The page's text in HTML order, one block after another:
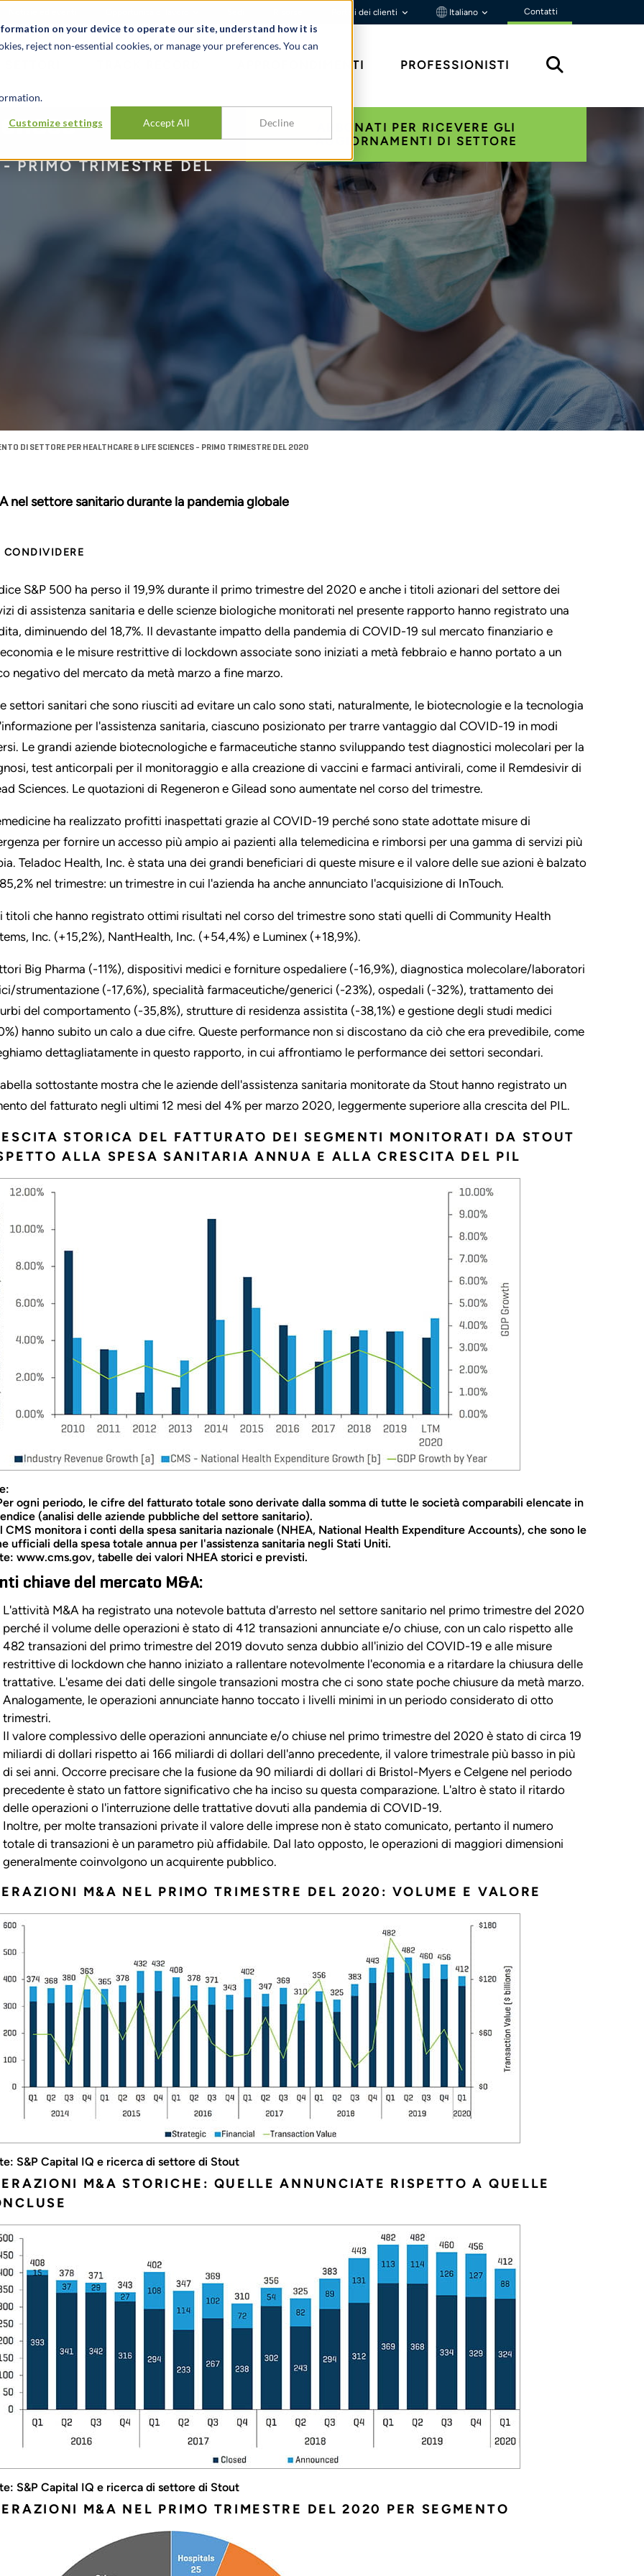
on your device to operate our site, understand how it is
reject non-essential cookies, or manage your preferences. You can
Customize settings Accept All Decline
Portali dei clienti Italiano Contatti
APPROFONDIMENTI PROFESSIONISTI
PRIMO TRIMESTRE DEL
ABBONATI PER RICEVERE GLI
AGGIORNAMENTI DI SETTORE
DI SETTORE PER HEALTHCARE & LIFE SCIENCES - PRIMO TRIMESTRE DEL 2020
nel settore sanitario durante la pandemia globale
CONDIVIDERE
S&P 500 ha perso il 19,9% durante il primo trimestre del 2020 e anche i titoli azionari del settore dei
di assistenza sanitaria e delle scienze biologiche monitorati nel presente rapporto hanno registrato una
diminuendo del 18,7%. Il devastante impatto della pandemia di COVID-19 sul mercato finanziario e
e le misure restrittive di lockdown associate sono iniziati a metà febbraio e hanno portato a un
negativo del mercato da metà marzo a fine marzo.
settori sanitari che sono riusciti ad evitare un calo sono stati, naturalmente, le biotecnologie e la tecnologia
per l'assistenza sanitaria, ciascuno posizionato per trarre vantaggio dal COVID-19 in modi
Le grandi aziende biotecnologiche e farmaceutiche stanno sviluppando test diagnostici molecolari per la
test anticorpali per il monitoraggio e alla creazione di vaccini e farmaci antivirali, come il Remdesivir di
Sciences. Le quotazioni di Regeneron e Gilead sono aumentate nel corso del trimestre.
ha realizzato profitti inaspettati grazie al COVID-19 perché sono state adottate misure di
per fornire un accesso più ampio ai pazienti alla telemedicina e rimborsi per una gamma di servizi più
Teladoc Health, Inc. è stata una dei grandi beneficiari di queste misure e il valore delle sue azioni è balzato
nel trimestre: un trimestre in cui l'azienda ha anche annunciato l'acquisizione di InTouch.
titoli che hanno registrato ottimi risultati nel corso del trimestre sono stati quelli di Community Health
Inc. (+15,2%), NantHealth, Inc. (+54,4%) e Luminex (+18,9%).
Big Pharma (-11%), dispositivi medici e forniture ospedaliere (-16,9%), diagnostica molecolare/laboratori
strumentazione (-17,6%), specialità farmaceutiche/generici (-23%), ospedali (-32%), trattamento dei
del comportamento (-35,8%), strutture di residenza assistita (-38,1%) e gestione degli studi medici
hanno subito un calo a due cifre. Queste performance non si discostano da ciò che era prevedibile, come
dettagliatamente in questo rapporto, in cui affrontiamo le performance dei settori secondari.
sottostante mostra che le aziende dell'assistenza sanitaria monitorate da Stout hanno registrato un
del fatturato negli ultimi 12 mesi del 4% per marzo 2020, leggermente superiore alla crescita del PIL.
STORICA DEL FATTURATO DEI SEGMENTI MONITORATI DA STOUT
ALLA SPESA SANITARIA ANNUA E ALLA CRESCITA DEL PIL
ogni periodo, le cifre del fatturato totale sono derivate dalla somma di tutte le società comparabili elencate in
(analisi delle aziende pubbliche del settore sanitario).
CMS monitora i conti della spesa sanitaria nazionale (NHEA, National Health Expenditure Accounts), che sono le
ufficiali della spesa totale annua per l'assistenza sanitaria negli Stati Uniti.
www.cms.gov, tabelle dei valori NHEA storici e previsti.
chiave del mercato M&A:
L'attività M&A ha registrato una notevole battuta d'arresto nel settore sanitario nel primo trimestre del 2020
perché il volume delle operazioni è stato di 412 transazioni annunciate e/o chiuse, con un calo rispetto alle
482 transazioni del primo trimestre del 2019 dovuto senza dubbio all'inizio del COVID-19 e alle misure
restrittive di lockdown che hanno iniziato a rallentare notevolmente l'economia e a ritardare la chiusura delle
trattative. L'esame dei dati delle singole transazioni mostra che ci sono state poche chiusure da metà marzo.
Analogamente, le operazioni annunciate hanno toccato i livelli minimi in un periodo considerato di otto
trimestri.
Il valore complessivo delle operazioni annunciate e/o chiuse nel primo trimestre del 2020 è stato di circa 19
miliardi di dollari rispetto ai 166 miliardi di dollari dell'anno precedente, il valore trimestrale più basso in più
di sei anni. Occorre precisare che la fusione da 90 miliardi di dollari di Bristol-Myers e Celgene nel periodo
precedente è stato un fattore significativo che ha inciso su questa comparazione. L'altro è stato il ritardo
delle operazioni o l'interruzione delle trattative dovuti alla pandemia di COVID-19.
Inoltre, per molte transazioni private il valore delle imprese non è stato comunicato, pertanto il numero
totale di transazioni è un parametro più affidabile. Dal lato opposto, le operazioni di maggiori dimensioni
generalmente coinvolgono un acquirente pubblico.
M&A NEL PRIMO TRIMESTRE DEL 2020: VOLUME E VALORE
S&P Capital IQ e ricerca di settore di Stout
M&A STORICHE: QUELLE ANNUNCIATE RISPETTO A QUELLE
S&P Capital IQ e ricerca di settore di Stout
M&A NEL PRIMO TRIMESTRE DEL 2020 PER SEGMENTO